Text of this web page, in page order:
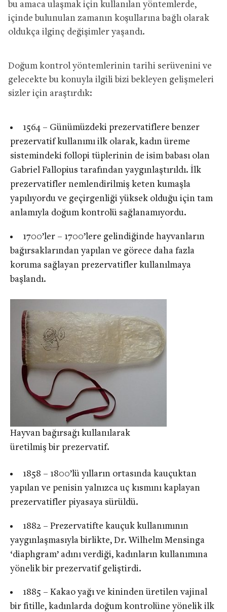
bu amaca ulaşmak için kullanılan yöntemlerde,
içinde bulunulan zamanın koşullarına bağlı olarak
oldukça ilginç değişimler yaşandı.
Doğum kontrol yöntemlerinin tarihi serüvenini ve
gelecekte bu konuyla ilgili bizi bekleyen gelişmeleri
sizler için araştırdık:
1564 – Günümüzdeki prezervatiflere benzer
prezervatif kullanımı ilk olarak, kadın üreme
sistemindeki follopi tüplerinin de isim babası olan
Gabriel Fallopius tarafından yaygınlaştırıldı. İlk
prezervatifler nemlendirilmiş keten kumaşla
yapılıyordu ve geçirgenliği yüksek olduğu için tam
anlamıyla doğum kontrolü sağlanamıyordu.
1700’ler – 1700’lere gelindiğinde hayvanların
bağırsaklarından yapılan ve görece daha fazla
koruma sağlayan prezervatifler kullanılmaya
başlandı.
Hayvan bağırsağı kullanılarak
üretilmiş bir prezervatif.
1858 – 1800’lü yılların ortasında kauçuktan
yapılan ve penisin yalnızca uç kısmını kaplayan
prezervatifler piyasaya sürüldü.
1882 – Prezervatifte kauçuk kullanımının
yaygınlaşmasıyla birlikte, Dr. Wilhelm Mensinga
‘diaphgram’ adını verdiği, kadınların kullanımına
yönelik bir prezervatif geliştirdi.
1885 – Kakao yağı ve kininden üretilen vajinal
bir fitille, kadınlarda doğum kontrolüne yönelik ilk